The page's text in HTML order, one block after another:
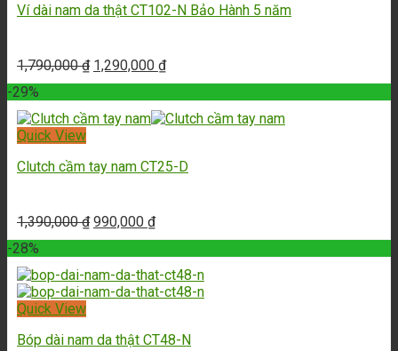
Ví dài nam da thật CT102-N Bảo Hành 5 năm
1,790,000₫ 1,290,000 ₫
-29%
Quick View
Clutch cầm tay nam CT25-D
1,390,000₫ 990,000 ₫
-28%
Quick View
Bóp dài nam da thật CT48-N